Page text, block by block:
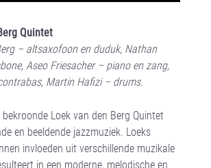
Quintet
– altsaxofoon en duduk, Nathan
Aseo Friesacher – piano en zang,
Martin Hafizi – drums.
Loek van den Berg Quintet
en beeldende jazzmuziek. Loeks
invloeden uit verschillende muzikale
in een moderne, melodische en